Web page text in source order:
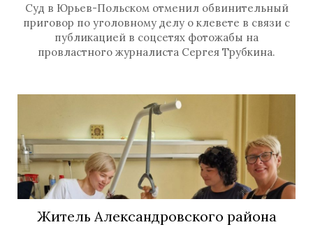
Суд в Юрьев-Польском отменил обвинительный
приговор по уголовному делу о клевете в связи с
публикацией в соцсетях фотожабы на
провластного журналиста Сергея Трубкина.
Житель Александровского района